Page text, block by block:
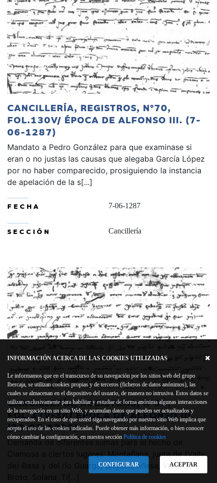
INFORMACIÓN ACERCA DE LAS COOKIES UTILIZADAS
Le informamos que en el transcurso de su navegación por los sitios web del grupo
Ibercaja, se utilizan cookies propias y de terceros (ficheros de datos anónimos), las
cuales se almacenan en el dispositivo del usuario, de manera no intrusiva. Estos datos se
utilizan exclusivamente para habilitar y estudiar de forma anónima algunas interacciones
de la navegación en un sitio Web, y acumulan datos que pueden ser actualizados y
recuperados. En el caso de que usted siga navegando por nuestro sitio Web implica que
acepta el uso de las cookies indicadas. Puede obtener más información, o bien conocer
cómo cambiar la configuración, en nuestra sección Política de cookies
CONFIGURAR ACEPTAR
CANCILLERÍA, REGISTROS, Nº70,
FOL.130V/ ÉPOCA DE ALFONSO III. (7-
06-1287)
Mandato a Pedro González para que examinase si
eran o no justas las causas que alegaba García López
por no haber comparecido, prosiguiendo la instancia
de apelación de la s[...]
FECHA 7-06-1287
SECCIÓN Cancillería
CANCILLERÍA, REGISTROS, Nº85,
FOL.37V-38/ ÉPOCA DE ALFONSO III.
(23-07-1290)
Demanda de diferentes sumas para el hecho de
Clamosa a ciertos lugares: Montañana, junta de (Valle
de) Basa y del río Guarga, Bagüés, Añesa, Valle de